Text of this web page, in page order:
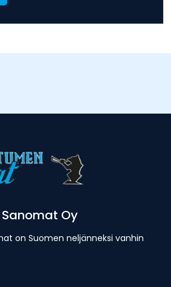
Oy
on Suomen neljänneksi vanhin